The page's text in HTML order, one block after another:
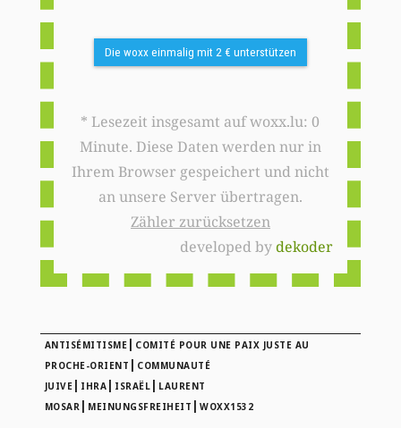
Die woxx einmalig mit 2 € unterstützen
* Lesezeit insgesamt auf woxx.lu: 0
Minute. Diese Daten werden nur in
Ihrem Browser gespeichert und nicht
an unsere Server übertragen.
Zähler zurücksetzen
developed bydekoder
ANTISÉMITISME | COMITÉ POUR UNE PAIX JUSTE AU
PROCHE-ORIENT | COMMUNAUTÉ
JUIVE | IHRA | ISRAËL | LAURENT
MOSAR | MEINUNGSFREIHEIT |WOXX1532